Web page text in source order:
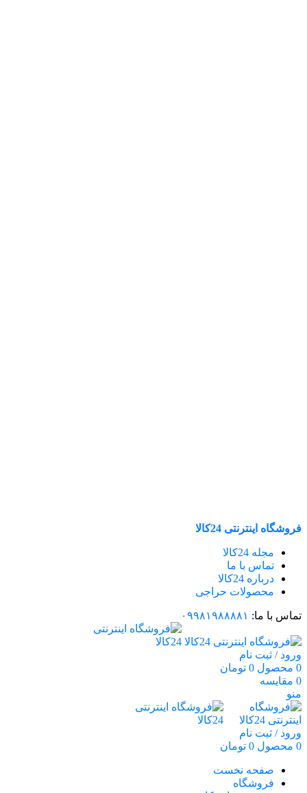
فروشگاه اینترنتی 24کالا
مجله 24کالا
تماس با ما
درباره 24کالا
محصولات حراجی
تماس با ما: ۰۹۹۸۱۹۸۸۸۸۱
ورود / ثبت نام
0 محصول 0 تومان
0 مقایسه
منو
ورود / ثبت نام
0 محصول 0 تومان
صفحه نخست
فروشگاه